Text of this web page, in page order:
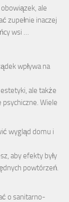
ale
zupełnie inaczej
wsi …
wpływa na
ale także
Wiele
wygląd domu i
aby efekty były
powtórzeń.
o sanitarno-